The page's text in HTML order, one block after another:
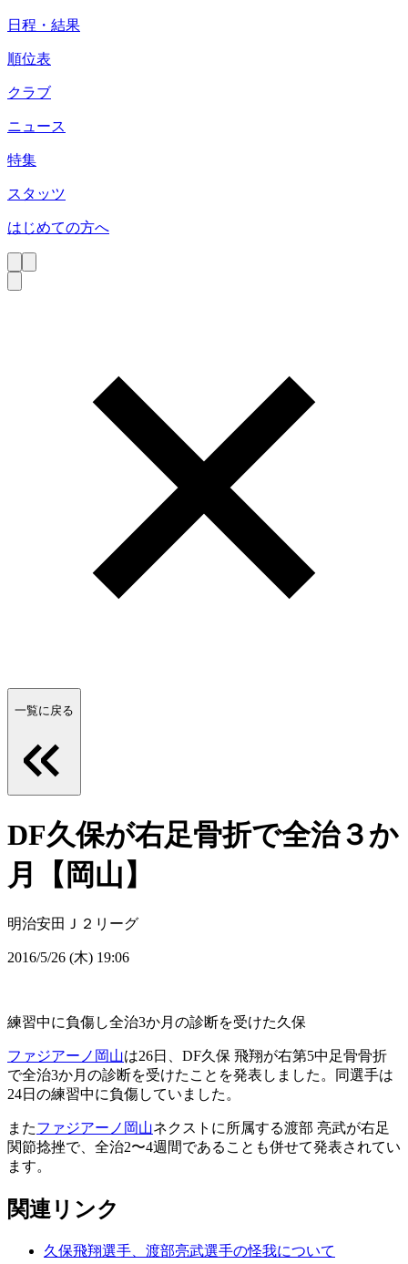
日程・結果
順位表
クラブ
ニュース
特集
スタッツ
はじめての方へ
一覧に戻る
DF久保が右足骨折で全治３か
月【岡山】
明治安田Ｊ２リーグ
2016/5/26 (木) 19:06
練習中に負傷し全治3か月の診断を受けた久保
ファジアーノ岡山は26日、DF久保 飛翔が右第5中足骨骨折
で全治3か月の診断を受けたことを発表しました。同選手は
24日の練習中に負傷していました。
またファジアーノ岡山ネクストに所属する渡部 亮武が右足
関節捻挫で、全治2〜4週間であることも併せて発表されてい
ます。
関連リンク
久保飛翔選手、渡部亮武選手の怪我について